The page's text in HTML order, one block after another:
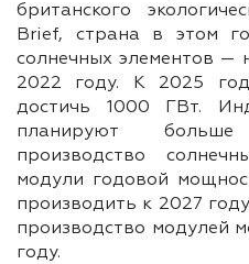
британского
Brief, страна в этом
солнечных элементов —
2022 году. К 2025
достичь 1000 ГВт.
планируют
производство
модули годовой
производить к 2027
производство модулей
году.